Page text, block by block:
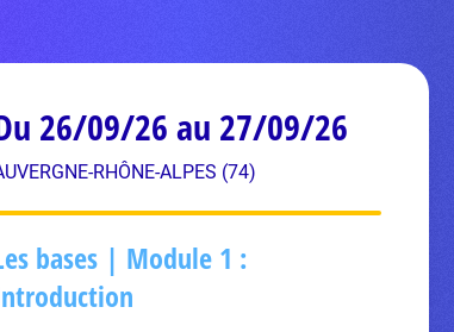
26/09/26 au 27/09/26
RHÔNE-ALPES (74)
bases | Module 1 :